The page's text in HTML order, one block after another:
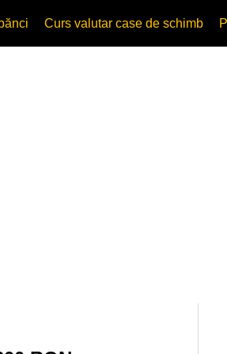
Curs valutar case de schimb